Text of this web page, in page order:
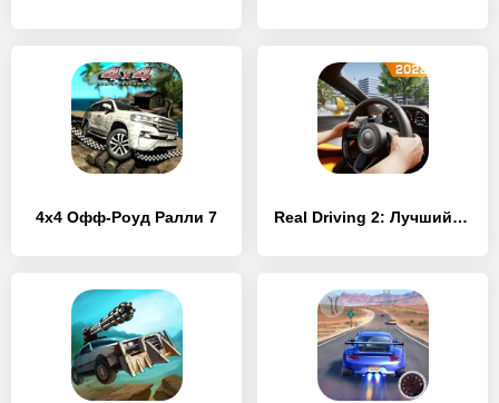
4x4 Офф-Роуд Ралли 7 Real Driving 2: Лучший симулятор автомобиля